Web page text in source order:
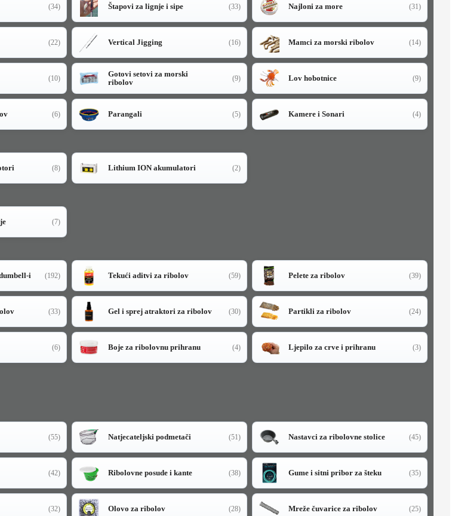
(34) Štapovi za lignje i sipe (33) Najloni za more (31)
(22) Vertical Jigging (16) Mamci za morski ribolov (14)
(10)
Gotovi setovi za morski
ribolov
(9) Lov hobotnice (9)
(6) Parangali (5) Kamere i Sonari (4)
(8) Lithium ION akumulatori (2)
(7)
i (192) Tekući aditvi za ribolov (59) Pelete za ribolov (39)
(33) Gel i sprej atraktori za ribolov (30) Partikli za ribolov (24)
(6) Boje za ribolovnu prihranu (4) Ljepilo za crve i prihranu (3)
(55) Natjecateljski podmetači (51) Nastavci za ribolovne stolice (45)
(42) Ribolovne posude i kante (38) Gume i sitni pribor za šteku (35)
(32) Olovo za ribolov (28) Mreže čuvarice za ribolov (25)